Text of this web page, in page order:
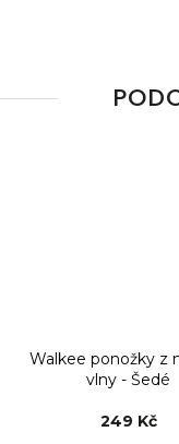
Walkee ponožky z
vlny - Šedé
249 Kč